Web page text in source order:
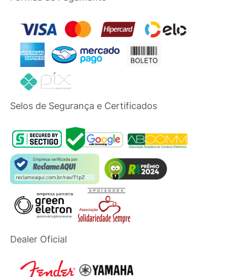
Selos de Segurança e Certificados
Dealer Oficial